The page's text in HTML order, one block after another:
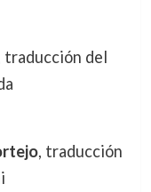
traducción del
, traducción